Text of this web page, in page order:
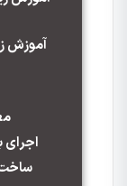
آموزش
اجرای